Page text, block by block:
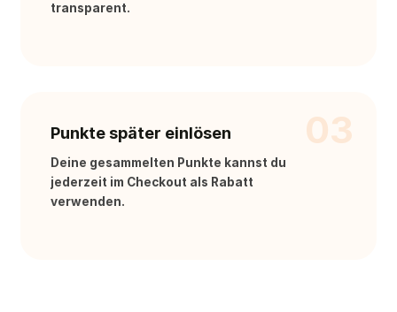
transparent.
03
Punkte später einlösen
Deine gesammelten Punkte kannst du
jederzeit im Checkout als Rabatt
verwenden.